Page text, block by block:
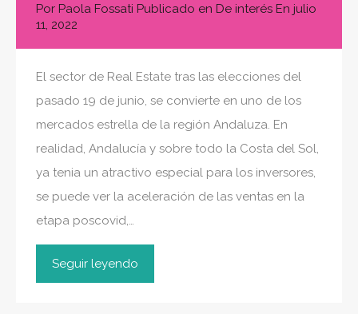
Por Paola Fossati Publicado en De interés En julio
11, 2022
El sector de Real Estate tras las elecciones del
pasado 19 de junio, se convierte en uno de los
mercados estrella de la región Andaluza. En
realidad, Andalucía y sobre todo la Costa del Sol,
ya tenia un atractivo especial para los inversores,
se puede ver la aceleración de las ventas en la
etapa poscovid,…
Seguir leyendo